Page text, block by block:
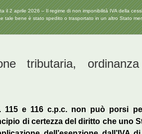
il 2 aprile 2026 – Il regime di non imponibilità IVA della
tale bene è stato spedito o trasportato in un altro Stato
tributaria,
115 e 116 c.p.c. non può porsi
di certezza del diritto che uno